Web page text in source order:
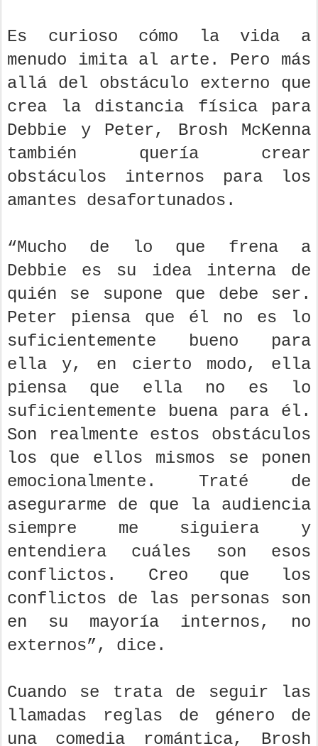
Es curioso cómo la vida a
menudo imita al arte. Pero más
allá del obstáculo externo que
crea la distancia física para
Debbie y Peter, Brosh McKenna
también quería crear
obstáculos internos para los
amantes desafortunados.
“Mucho de lo que frena a
Debbie es su idea interna de
quién se supone que debe ser.
Peter piensa que él no es lo
suficientemente bueno para
ella y, en cierto modo, ella
piensa que ella no es lo
suficientemente buena para él.
Son realmente estos obstáculos
los que ellos mismos se ponen
emocionalmente. Traté de
asegurarme de que la audiencia
siempre me siguiera y
entendiera cuáles son esos
conflictos. Creo que los
conflictos de las personas son
en su mayoría internos, no
externos”, dice.
Cuando se trata de seguir las
llamadas reglas de género de
una comedia romántica, Brosh